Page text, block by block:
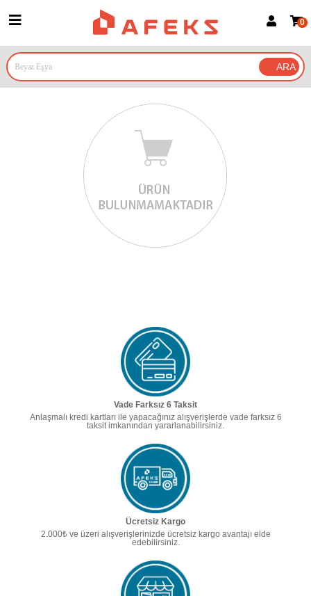
Google İle Bağlan
0
Vade Farksız 6 Taksit
Anlaşmalı kredi kartları ile yapacağınız alışverişlerde vade farksız 6
taksit imkanından yararlanabilirsiniz.
Ücretsiz Kargo
2.000₺ ve üzeri alışverişlerinizde ücretsiz kargo avantajı elde
edebilirsiniz.